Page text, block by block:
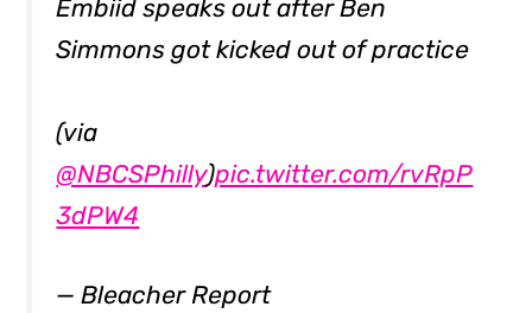
Embiid speaks out after Ben
Simmons got kicked out of practice
(via
@NBCSPhilly)pic.twitter.com/rvRpP
3dPW4
— Bleacher Report